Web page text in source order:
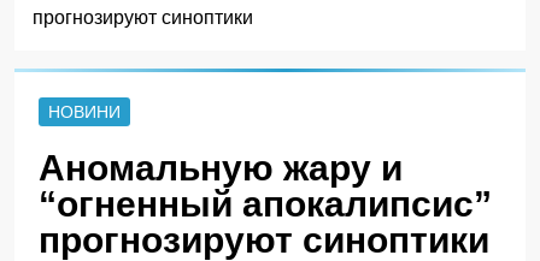
прогнозируют синоптики
НОВИНИ
Аномальную жару и
“огненный апокалипсис”
прогнозируют синоптики